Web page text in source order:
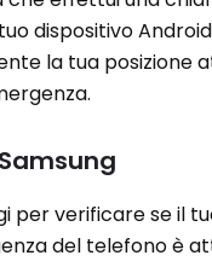
dispositivo
la tua posizione
per verificare se il
del telefono è